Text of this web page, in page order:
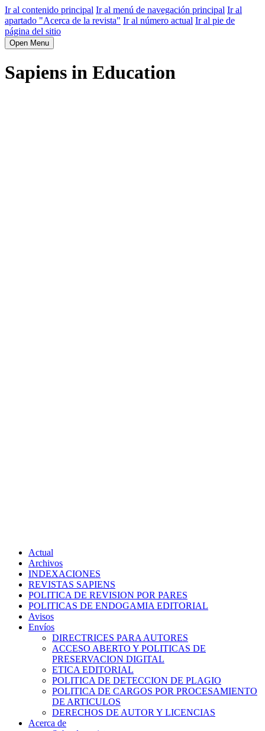
Ir al contenido principal Ir al menú de navegación principal Ir al
apartado "Acerca de la revista" Ir al número actual Ir al pie de
página del sitio
Open Menu
Sapiens in Education
Actual
Archivos
INDEXACIONES
REVISTAS SAPIENS
POLITICA DE REVISION POR PARES
POLITICAS DE ENDOGAMIA EDITORIAL
Avisos
Envíos
DIRECTRICES PARA AUTORES
ACCESO ABERTO Y POLITICAS DE
PRESERVACION DIGITAL
ETICA EDITORIAL
POLITICA DE DETECCION DE PLAGIO
POLITICA DE CARGOS POR PROCESAMIENTO
DE ARTICULOS
DERECHOS DE AUTOR Y LICENCIAS
Acerca de